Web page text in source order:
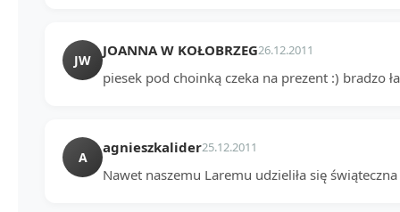
JW
JOANNA W KOŁOBRZEG26.12.2011
piesek pod choinką czeka na prezent :) bradzo
A
agnieszkalider25.12.2011
Nawet naszemu Laremu udzieliła się